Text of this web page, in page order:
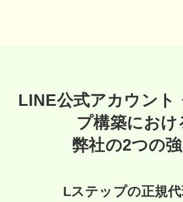
LINE公式アカウント
プ構築におけ
弊社の2つの
Lステップの正規